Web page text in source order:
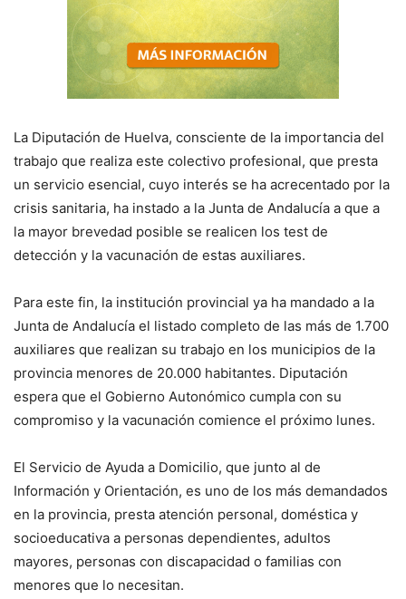
La Diputación de Huelva, consciente de la importancia del
trabajo que realiza este colectivo profesional, que presta
un servicio esencial, cuyo interés se ha acrecentado por la
crisis sanitaria, ha instado a la Junta de Andalucía a que a
la mayor brevedad posible se realicen los test de
detección y la vacunación de estas auxiliares.
Para este fin, la institución provincial ya ha mandado a la
Junta de Andalucía el listado completo de las más de 1.700
auxiliares que realizan su trabajo en los municipios de la
provincia menores de 20.000 habitantes. Diputación
espera que el Gobierno Autonómico cumpla con su
compromiso y la vacunación comience el próximo lunes.
El Servicio de Ayuda a Domicilio, que junto al de
Información y Orientación, es uno de los más demandados
en la provincia, presta atención personal, doméstica y
socioeducativa a personas dependientes, adultos
mayores, personas con discapacidad o familias con
menores que lo necesitan.